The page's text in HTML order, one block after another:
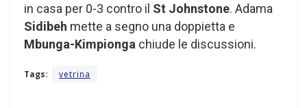
in casa per 0-3 contro il St Johnstone. Adama
Sidibeh mette a segno una doppietta e
Mbunga-Kimpionga chiude le discussioni.
Tags: vetrina